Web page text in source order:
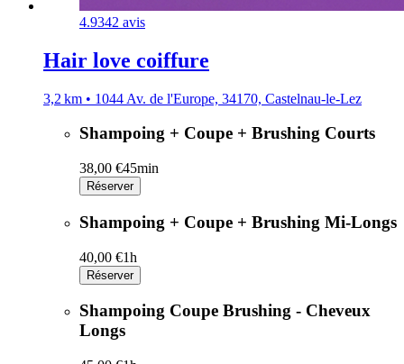
4.9342 avis
Hair love coiffure
3,2 km • 1044 Av. de l'Europe, 34170, Castelnau-le-Lez
Shampoing + Coupe + Brushing Courts
38,00 €45min
Réserver
Shampoing + Coupe + Brushing Mi-Longs
40,00 €1h
Réserver
Shampoing Coupe Brushing - Cheveux
Longs